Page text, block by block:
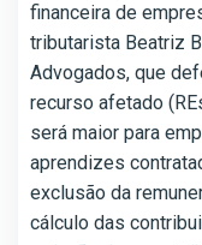
financeira de
tributarista Beatriz
Advogados, que
recurso afetado
será maior para
aprendizes
exclusão da
cálculo das